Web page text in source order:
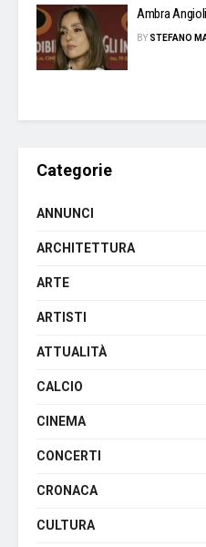
Ambra
BY STEFANO
Categorie
ANNUNCI
ARCHITETTURA
ARTE
ARTISTI
ATTUALITÀ
CALCIO
CINEMA
CONCERTI
CRONACA
CULTURA